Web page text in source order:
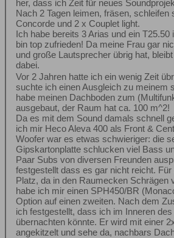
her, dass ich Zeit für neues
Nach 2 Tagen leimen, fräsen, schleifen
Concorde und 2 x Couplet light.
Ich habe bereits 3 Arias und ein
bin top zufrieden! Da meine Frau gar
und große Lautsprecher übrig hat,
dabei.
Vor 2 Jahren hatte ich ein wenig Zeit
suchte ich einen Ausgleich zu meinem
habe meinen Dachboden zum
ausgebaut, der Raum hat ca. 100 m^2!
Da es mit dem Sound damals schnell
ich mir Heco Aleva 400 als Front &
Woofer war es etwas schwieriger: die
Gipskartonplatte schlucken viel Bass
Paar Subs von diversen Freunden
festgestellt dass es gar nicht reicht.
Platz, da in den Raumecken Schrägen
habe ich mir einen SPH450/BR
Option auf einen zweiten. Nach dem
ich festgestellt, dass ich im Inneren
übernachten könnte. Er wird mit einer
angekitzelt und sehe da, nachbars